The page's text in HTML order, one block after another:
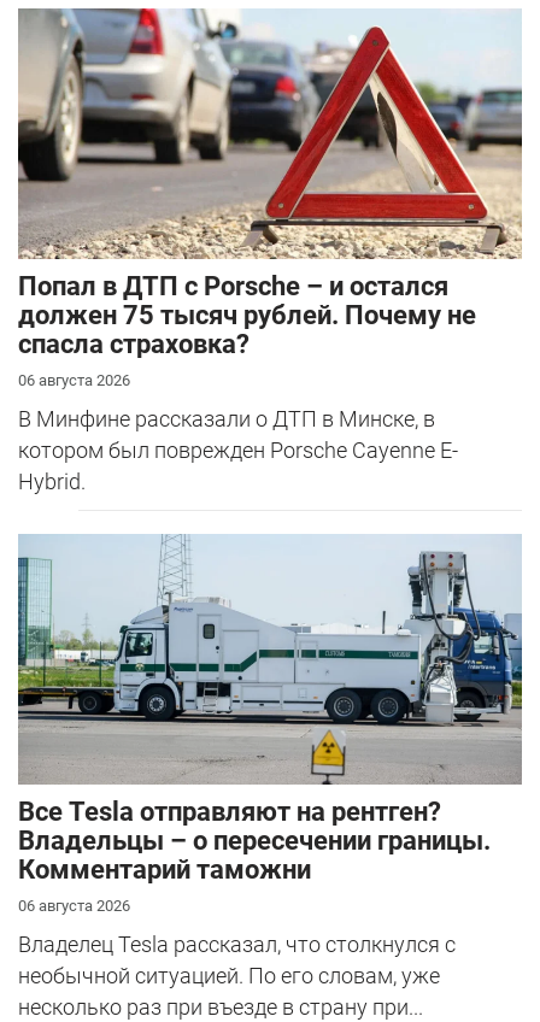
​Попал в ДТП с Porsche – и остался
должен 75 тысяч рублей. Почему не
спасла страховка?
06 августа 2026
В Минфине рассказали о ДТП в Минске, в
котором был поврежден Porsche Cayenne E-
Hybrid.
Все Tesla отправляют на рентген?
Владельцы – о пересечении границы.
Комментарий таможни
06 августа 2026
Владелец Tesla рассказал, что столкнулся с
необычной ситуацией. По его словам, уже
несколько раз при въезде в страну при...